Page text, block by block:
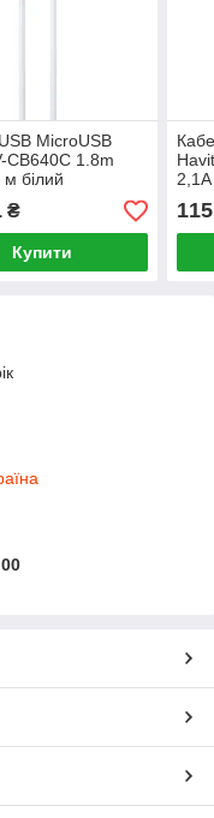
MicroUSB
CB640C 1.8m
білий
₴
Купити
115